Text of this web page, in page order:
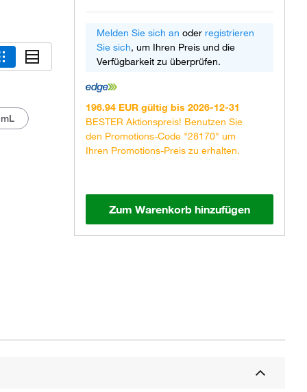
Melden Sie sich an oder registrieren
Sie sich, um Ihren Preis und die
Verfügbarkeit zu überprüfen.
196.94 EUR gültig bis 2026-12-31
BESTER Aktionspreis! Benutzen Sie
den Promotions-Code "28170" um
Ihren Promotions-Preis zu erhalten.
Zum Warenkorb hinzufügen